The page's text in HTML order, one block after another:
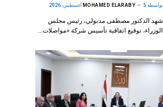
بواسطة MOHAMED ELARABY 5 أغسطس، 2026
شهد الدكتور مصطفى مدبولي، رئيس مجلس
الوزراء، توقيع اتفاقية تأسيس شركة «مواصلات…